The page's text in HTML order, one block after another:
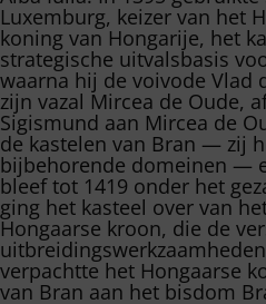
Luxemburg, keizer van het
koning van Hongarije, het
strategische uitvalsbasis
waarna hij de voivode Vlad
zijn vazal Mircea de Oude,
Sigismund aan Mircea de
de kastelen van Bran — zij
bijbehorende domeinen —
bleef tot 1419 onder het
ging het kasteel over van
Hongaarse kroon, die de
verpachtte het Hongaarse
van Bran aan het bisdom